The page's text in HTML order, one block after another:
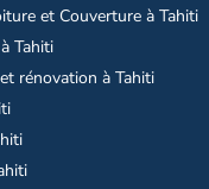
et Couverture à Tahiti
Tahiti
rénovation à Tahiti